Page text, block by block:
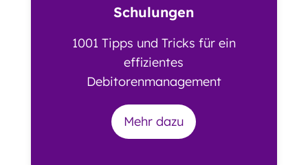
Schulungen
1001 Tipps und Tricks für ein
effizientes
Debitorenmanagement
Mehr dazu